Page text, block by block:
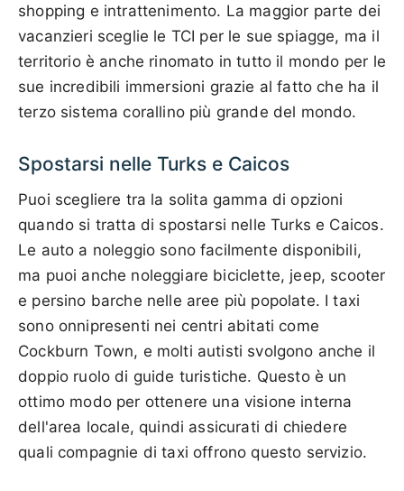
shopping e intrattenimento. La maggior parte dei
vacanzieri sceglie le TCI per le sue spiagge, ma il
territorio è anche rinomato in tutto il mondo per le
sue incredibili immersioni grazie al fatto che ha il
terzo sistema corallino più grande del mondo.
Spostarsi nelle Turks e Caicos
Puoi scegliere tra la solita gamma di opzioni
quando si tratta di spostarsi nelle Turks e Caicos.
Le auto a noleggio sono facilmente disponibili,
ma puoi anche noleggiare biciclette, jeep, scooter
e persino barche nelle aree più popolate. I taxi
sono onnipresenti nei centri abitati come
Cockburn Town, e molti autisti svolgono anche il
doppio ruolo di guide turistiche. Questo è un
ottimo modo per ottenere una visione interna
dell'area locale, quindi assicurati di chiedere
quali compagnie di taxi offrono questo servizio.